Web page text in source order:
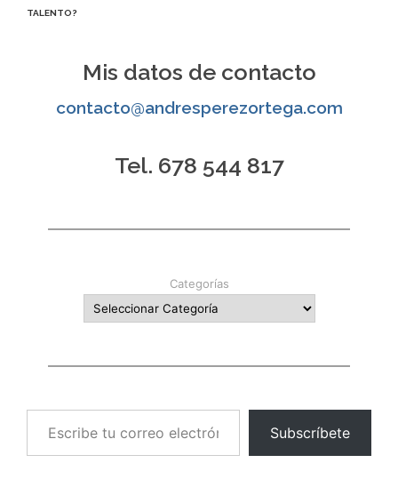
de
TALENTO?
Mis datos de contacto
contacto@andresperezortega.com
Tel. 678 544 817
Categorías
Escribe tu correo electrónico…
Subscríbete